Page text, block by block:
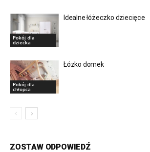
Pokój dla
dziecka
Idealne łóżeczko dziecięce
Pokój dla
chłopca
Łózko domek
ZOSTAW ODPOWIEDŹ